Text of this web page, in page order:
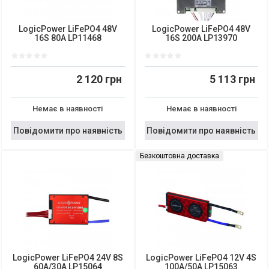
LogicPower LiFePO4 48V
16S 80A LP11468
2 120 грн
Немає в наявності
Повідомити про наявність
LogicPower LiFePO4 48V
16S 200A LP13970
5 113 грн
Немає в наявності
Повідомити про наявність
LogicPower LiFePO4 24V 8S
60A/30A LP15064
Безкоштовна доставка
LogicPower LiFePO4 12V 4S
100A/50A LP15063